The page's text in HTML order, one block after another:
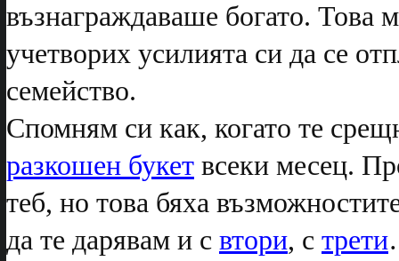
възнаграждаваше богато. Това
учетворих усилията си да се
семейство.
Спомням си как, когато те
разкошен букет всеки месец.
теб, но това бяха
да те дарявам и с втори, с трети